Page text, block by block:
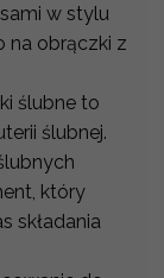
w stylu
na obrączki z
ślubne to
ślubnej.
który
składania